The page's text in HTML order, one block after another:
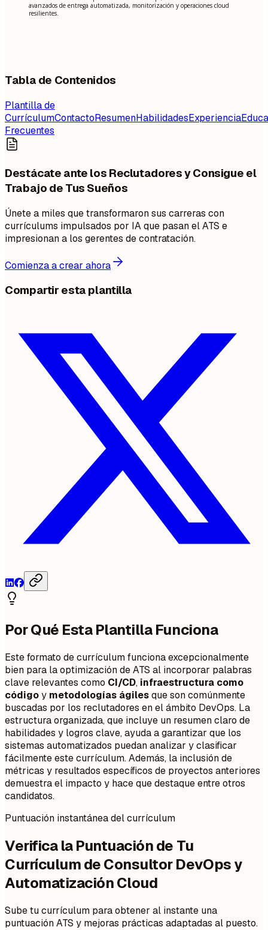
avanzados de entrega automatizada, monitorización y operaciones cloud
resilientes.
Tabla de Contenidos
Plantilla de
CurrículumContactoResumenHabilidadesExperiencia
Frecuentes
Destácate ante los Reclutadores y Consigue el
Trabajo de Tus Sueños
Únete a miles que transformaron sus carreras con
currículums impulsados por IA que pasan el ATS e
impresionan a los gerentes de contratación.
Comienza a crear ahora
Compartir esta plantilla
Por Qué Esta Plantilla Funciona
Este formato de currículum funciona excepcionalmente
bien para la optimización de ATS al incorporar palabras
clave relevantes como CI/CD, infraestructura como
códigoy metodologías ágilesque son comúnmente
buscadas por los reclutadores en el ámbito DevOps. La
estructura organizada, que incluye un resumen claro de
habilidades y logros clave, ayuda a garantizar que los
sistemas automatizados puedan analizar y clasificar
fácilmente este currículum. Además, la inclusión de
métricas y resultados específicos de proyectos anteriores
demuestra el impacto y hace que destaque entre otros
candidatos.
Puntuación instantánea del currículum
Verifica la Puntuación de Tu
Currículum de Consultor DevOps y
Automatización Cloud
Sube tu currículum para obtener al instante una
puntuación ATS y mejoras prácticas adaptadas al puesto.